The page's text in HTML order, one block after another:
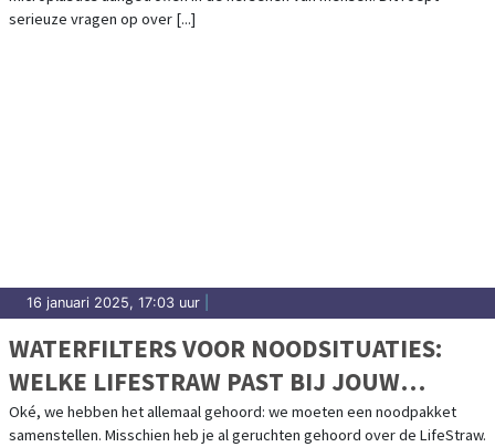
serieuze vragen op over [...]
16 januari 2025, 17:03 uur
WATERFILTERS VOOR NOODSITUATIES:
WELKE LIFESTRAW PAST BIJ JOUW
NOODPAKKET?
Oké, we hebben het allemaal gehoord: we moeten een noodpakket
samenstellen. Misschien heb je al geruchten gehoord over de LifeStraw.